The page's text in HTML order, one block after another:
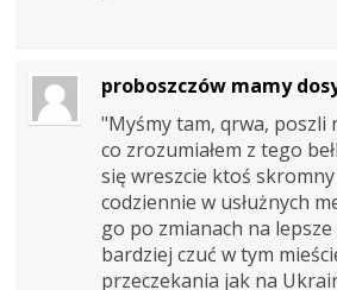
proboszczów mamy
"Myśmy tam, qrwa, poszli
co zrozumiałem z tego
się wreszcie ktoś
codziennie w usłużnych
go po zmianach na lepsze
bardziej czuć w tym
przeczekania jak na